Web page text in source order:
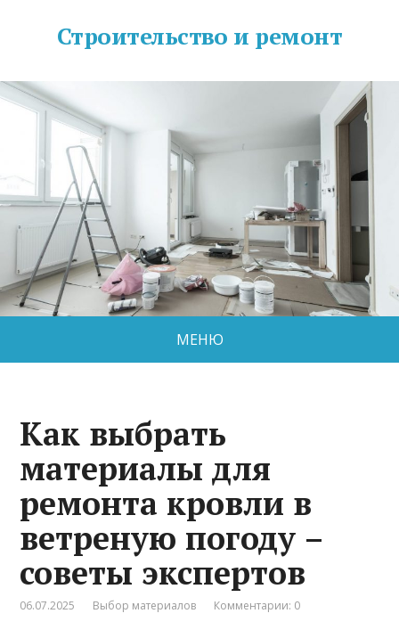
Строительство и ремонт
МЕНЮ
Как выбрать
материалы для
ремонта кровли в
ветреную погоду –
советы экспертов
06.07.2025 Выбор материалов Комментарии: 0